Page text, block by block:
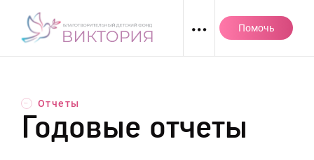
содержанию
Помочь
← Отчеты
Годовые отчеты